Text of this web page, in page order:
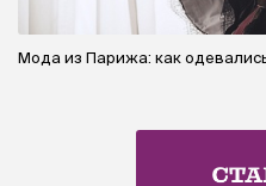
Мода из Парижа: как